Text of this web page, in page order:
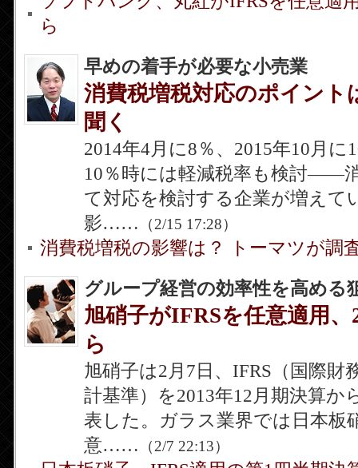
ら
早めの着手が必要な小売業
消費税増税対応のポイント
聞く
2014年4月に8％、2015年10月
10％時には軽減税率も検討――
て対応を検討する企業が増えて
影…… （2/15 17:28）
消費税増税の影響は？ トーマツが調
グループ経営の効率性を高める
旭硝子がIFRSを任意適用、
ら
旭硝子は2月7日、IFRS（国際財
計基準）を2013年12月期決算か
表した。ガラス業界では日本板
意…… （2/7 22:13）